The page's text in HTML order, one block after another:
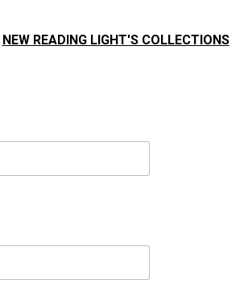
NEW READING LIGHT'S COLLECTIONS